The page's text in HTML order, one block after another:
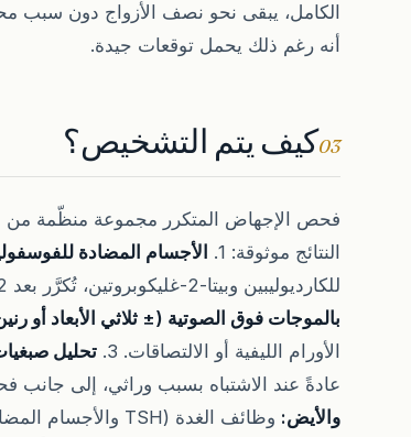
الكامل، يبقى نحو نصف الأزواج دون سبب
أنه رغم ذلك يحمل توقعات جيدة.
03كيف يتم التشخيص؟
فحص الإجهاض المتكرر مجموعة منظّمة من
النتائج موثوقة: 1.
الأجسام المضادة
للكارديوليبين وبيتا-2-غليكوبروتين، تُكرَّر بعد 12 أسبوعاً لتأكيد تشخيص المتلازمة. 2.
بالموجات فوق الصوتية (± ثلاثي الأبعاد أو
الأورام الليفية أو الالتصاقات. 3.
تحليل
عادةً عند الاشتباه بسبب وراثي، إلى جانب
والأيض: وظائف الغدة (TSH والأجسام المضادة) وفحص السكري. 5.